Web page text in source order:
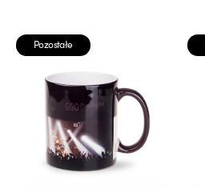
Pozostałe